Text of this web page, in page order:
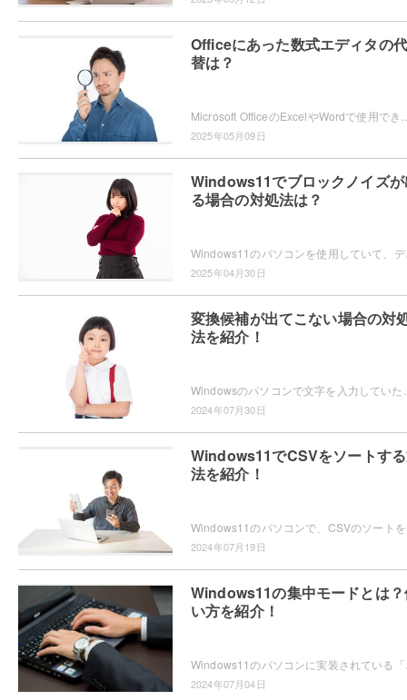
Officeにあった数式エディタの代
替は？
2025年05月09日
Windows11でブロックノイズ
る場合の対処法は？
Windows11のパソコンを使用して
2025年04月30日
変換候補が出てこない場合の対
法を紹介！
2024年07月30日
Windows11でCSVをソートす
法を紹介！
2024年07月19日
Windows11の集中モードとは
い方を紹介！
2024年07月04日